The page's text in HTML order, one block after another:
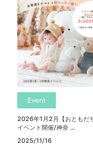
Event
2026年1月2月【おともだ
イベント開催/神奈 ...
2025/11/16